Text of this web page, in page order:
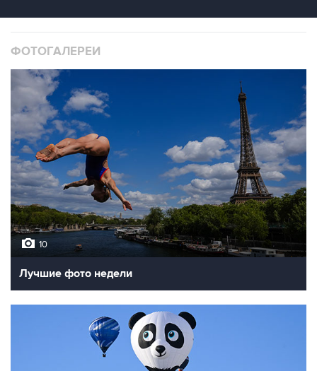
ФОТОГАЛЕРЕИ
10
Лучшие фото недели